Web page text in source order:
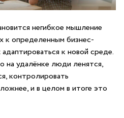
негибкое мышление
к определенным бизнес-
к новой среде.
на удалёнке люди ленятся,
контролировать
и в целом в итоге это